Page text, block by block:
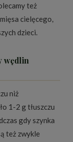
też
cielęcego,
dzieci.
wędlin
niż
1-2 g tłuszczu
gdy szynka
też zwykle